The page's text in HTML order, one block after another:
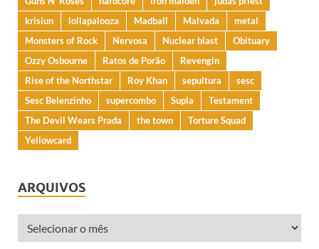
krisiun
lollapalooza Madball Malvada
metal
Monsters of Rock
Nervosa Nuclear blast
Obituary
Ozzy Osbourne
Ratos de Porão
Revengin
Rise of the Northstar
Roy Khan sepultura
sesc
Sesc Belenzinho
supercombo Supla
Testament
The Devil Wears Prada
the town
Torture Squad
Yellowcard
ARQUIVOS